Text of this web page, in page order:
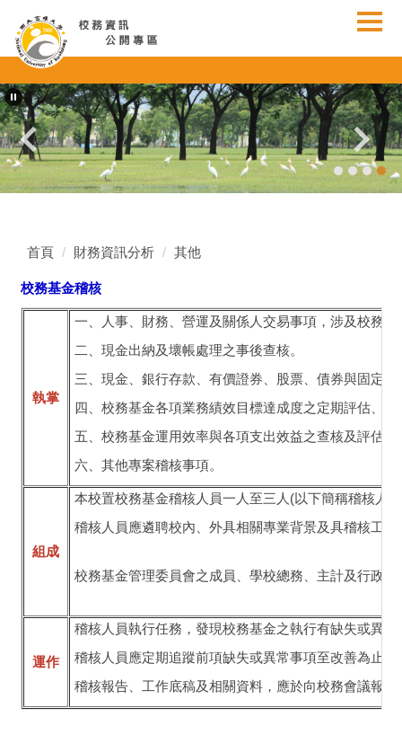
到
主
內
容
區
首頁 財務資訊分析 其他
校務基金稽核
執掌
一、人事、財務、營運及關係人交易事項，涉及校務
二、現金出納及壞帳處理之事後查核。
三、現金、銀行存款、有價證券、股票、債券與固定
四、校務基金各項業務績效目標達成度之定期評估、稽
五、校務基金運用效率與各項支出效益之查核及評估。
六、其他專案稽核事項。
組成
本校置校務基金稽核人員一人至三人(以下簡稱稽核人
稽核人員應遴聘校內、外具相關專業背景及具稽核工
校務基金管理委員會之成員、學校總務、主計及行政
運作
稽核人員執行任務，發現校務基金之執行有缺失或異
稽核人員應定期追蹤前項缺失或異常事項至改善為止。
稽核報告、工作底稿及相關資料，應於向校務會議報